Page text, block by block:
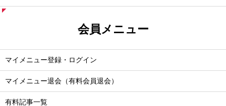
会員メニュー
マイメニュー登録・ログイン
マイメニュー退会（有料会員退会）
有料記事一覧